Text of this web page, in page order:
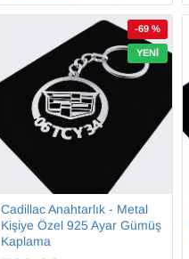
YENI
-69 %
Cadillac Anahtarlık - Metal
Kişiye Özel 925 Ayar Gümüş
Kaplama